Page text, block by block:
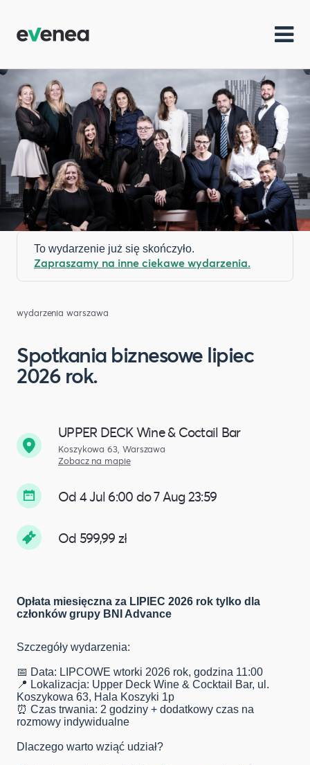
To wydarzenie już się skończyło.
Zapraszamy na inne ciekawe wydarzenia.
wydarzenia warszawa
Spotkania biznesowe lipiec
2026 rok.
UPPER DECK Wine & Coctail Bar
Koszykowa 63, Warszawa
Zobacz na mapie
Od 4 Jul 6:00 do 7 Aug 23:59
Od 599,99 zł
Opłata miesięczna za LIPIEC 2026 rok tylko dla
członków grupy BNI Advance
Szczegóły wydarzenia:
📅 Data: LIPCOWE wtorki 2026 rok, godzina 11:00
📍 Lokalizacja: Upper Deck Wine & Cocktail Bar, ul.
Koszykowa 63, Hala Koszyki 1p
⏰ Czas trwania: 2 godziny + dodatkowy czas na
rozmowy indywidualne
Dlaczego warto wziąć udział?